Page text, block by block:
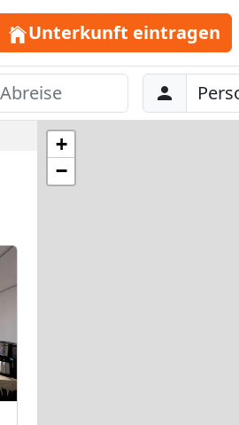
Unterkunft eintragen
Abreise
Personen
+
−